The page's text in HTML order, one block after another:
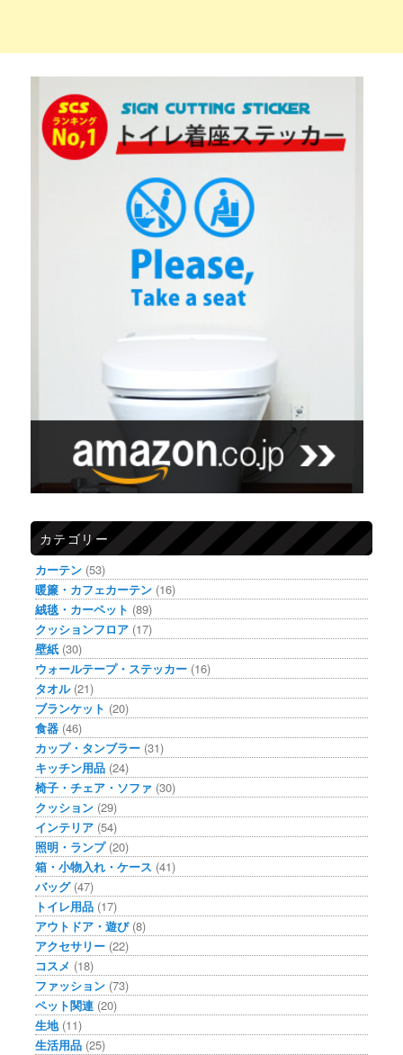
カテゴリー
カーテン (53)
暖簾・カフェカーテン (16)
絨毯・カーペット (89)
クッションフロア (17)
壁紙 (30)
ウォールテープ・ステッカー (16)
タオル(21)
ブランケット (20)
食器 (46)
カップ・タンブラー (31)
キッチン用品 (24)
椅子・チェア・ソファ (30)
クッション (29)
インテリア (54)
照明・ランプ(20)
箱・小物入れ・ケース (41)
バッグ(47)
トイレ用品 (17)
アウトドア・遊び(8)
アクセサリー (22)
コスメ (18)
ファッション (73)
ペット関連 (20)
生地(11)
生活用品 (25)